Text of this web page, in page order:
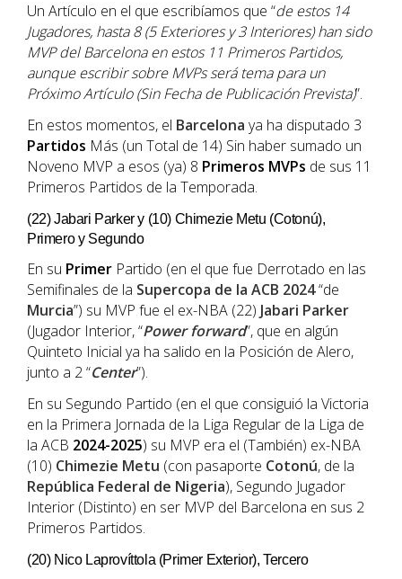
Un Artículo en el que escribíamos que “de estos 14
Jugadores, hasta 8 (5 Exteriores y 3 Interiores) han sido
MVP delBarcelonaen estos 11 Primeros Partidos,
aunque escribir sobre MVPs será tema para un
Próximo Artículo (Sin Fecha de Publicación Prevista)”.
En estos momentos, el Barcelona ya ha disputado 3
Partidos Más (un Total de 14) Sin haber sumado un
Noveno MVP a esos (ya) 8 Primeros MVPs de sus 11
Primeros Partidos de la Temporada.
(22) Jabari Parker y (10) Chimezie Metu (Cotonú),
Primero y Segundo
En su Primer Partido (en el que fue Derrotado en las
Semifinales de la Supercopa de la ACB 2024“de
Murcia”) su MVP fue el ex-NBA (22) Jabari Parker
(Jugador Interior, “Power forward”, que en algún
Quinteto Inicial ya ha salido en la Posición de Alero,
junto a 2 “Center”).
En su Segundo Partido (en el que consiguió la Victoria
en la Primera Jornada de la Liga Regular de la Liga de
la ACB 2024-2025) su MVP era el (También) ex-NBA
(10) Chimezie Metu (con pasaporte Cotonú, de la
República Federal de Nigeria), Segundo Jugador
Interior (Distinto) en ser MVP del Barcelona en sus 2
Primeros Partidos.
(20) Nico Laprovíttola (Primer Exterior), Tercero